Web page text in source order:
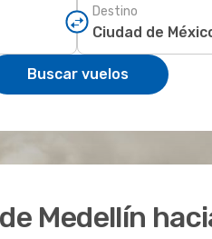
Destino
Buscar vuelos
Medellín